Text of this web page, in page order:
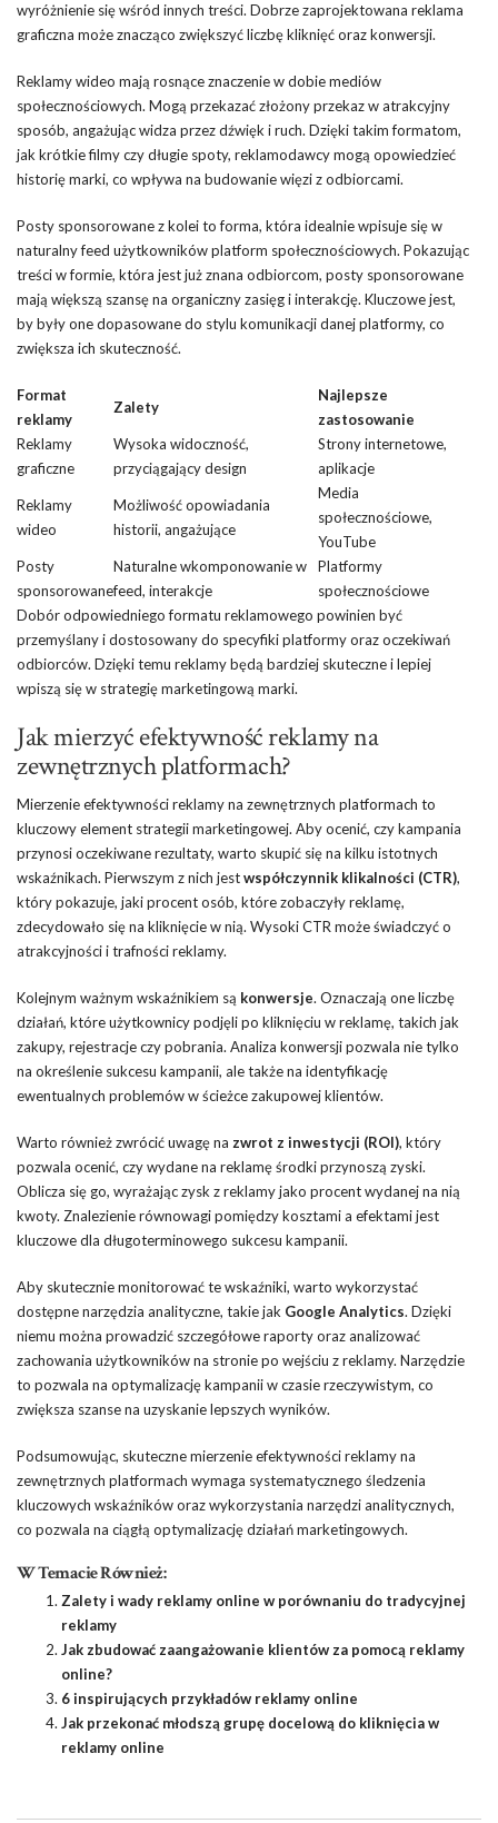
wyróżnienie się wśród innych treści. Dobrze zaprojektowana reklama
graficzna może znacząco zwiększyć liczbę kliknięć oraz konwersji.
Reklamy wideo mają rosnące znaczenie w dobie mediów
społecznościowych. Mogą przekazać złożony przekaz w atrakcyjny
sposób, angażując widza przez dźwięk i ruch. Dzięki takim formatom,
jak krótkie filmy czy długie spoty, reklamodawcy mogą opowiedzieć
historię marki, co wpływa na budowanie więzi z odbiorcami.
Posty sponsorowane z kolei to forma, która idealnie wpisuje się w
naturalny feed użytkowników platform społecznościowych. Pokazując
treści w formie, która jest już znana odbiorcom, posty sponsorowane
mają większą szansę na organiczny zasięg i interakcję. Kluczowe jest,
by były one dopasowane do stylu komunikacji danej platformy, co
zwiększa ich skuteczność.
Format
reklamy
Zalety
Najlepsze
zastosowanie
Reklamy
graficzne
Wysoka widoczność,
przyciągający design
Strony internetowe,
aplikacje
Reklamy
wideo
Możliwość opowiadania
historii, angażujące
Media
społecznościowe,
YouTube
Posty
sponsorowane
Naturalne wkomponowanie w
feed, interakcje
Platformy
społecznościowe
Dobór odpowiedniego formatu reklamowego powinien być
przemyślany i dostosowany do specyfiki platformy oraz oczekiwań
odbiorców. Dzięki temu reklamy będą bardziej skuteczne i lepiej
wpiszą się w strategię marketingową marki.
Jak mierzyć efektywność reklamy na
zewnętrznych platformach?
Mierzenie efektywności reklamy na zewnętrznych platformach to
kluczowy element strategii marketingowej. Aby ocenić, czy kampania
przynosi oczekiwane rezultaty, warto skupić się na kilku istotnych
wskaźnikach. Pierwszym z nich jestwspółczynnik klikalności (CTR),
który pokazuje, jaki procent osób, które zobaczyły reklamę,
zdecydowało się na kliknięcie w nią. Wysoki CTR może świadczyć o
atrakcyjności i trafności reklamy.
Kolejnym ważnym wskaźnikiem są konwersje. Oznaczają one liczbę
działań, które użytkownicy podjęli po kliknięciu w reklamę, takich jak
zakupy, rejestracje czy pobrania. Analiza konwersji pozwala nie tylko
na określenie sukcesu kampanii, ale także na identyfikację
ewentualnych problemów w ścieżce zakupowej klientów.
Warto również zwrócić uwagę na zwrot z inwestycji (ROI), który
pozwala ocenić, czy wydane na reklamę środki przynoszą zyski.
Oblicza się go, wyrażając zysk z reklamy jako procent wydanej na nią
kwoty. Znalezienie równowagi pomiędzy kosztami a efektami jest
kluczowe dla długoterminowego sukcesu kampanii.
Aby skutecznie monitorować te wskaźniki, warto wykorzystać
dostępne narzędzia analityczne, takie jak Google Analytics. Dzięki
niemu można prowadzić szczegółowe raporty oraz analizować
zachowania użytkowników na stronie po wejściu z reklamy. Narzędzie
to pozwala na optymalizację kampanii w czasie rzeczywistym, co
zwiększa szanse na uzyskanie lepszych wyników.
Podsumowując, skuteczne mierzenie efektywności reklamy na
zewnętrznych platformach wymaga systematycznego śledzenia
kluczowych wskaźników oraz wykorzystania narzędzi analitycznych,
co pozwala na ciągłą optymalizację działań marketingowych.
W Temacie Również:
Zalety i wady reklamy online w porównaniu do tradycyjnej
reklamy
Jak zbudować zaangażowanie klientów za pomocą reklamy
online?
6 inspirujących przykładów reklamy online
Jak przekonać młodszą grupę docelową do kliknięcia w
reklamy online